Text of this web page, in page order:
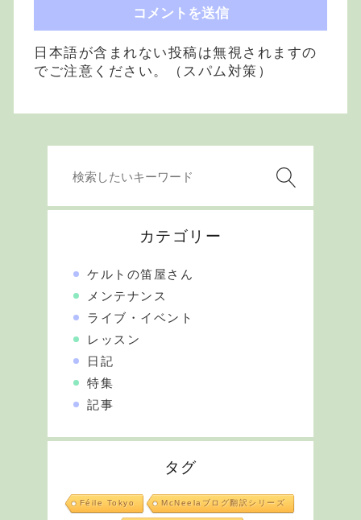
日本語が含まれない投稿は無視されますの
でご注意ください。（スパム対策）
カテゴリー
ケルトの笛屋さん
メンテナンス
ライブ・イベント
レッスン
日記
特集
記事
タグ
Féile Tokyo McNeelaブログ翻訳シリーズ